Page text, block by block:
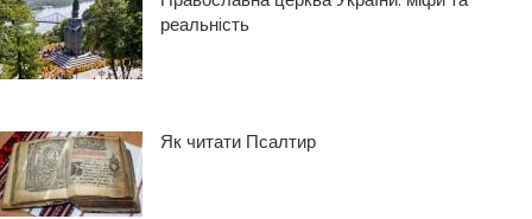
реальнiсть
Як читати Псалтир